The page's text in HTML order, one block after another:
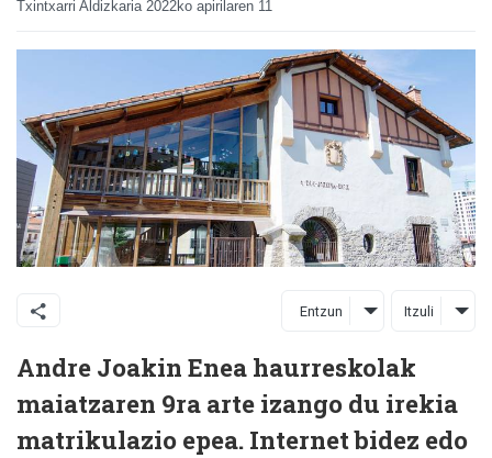
Txintxarri Aldizkaria 2022ko apirilaren 11
Entzun Itzuli
Andre Joakin Enea haurreskolak
maiatzaren 9ra arte izango du irekia
matrikulazio epea. Internet bidez edo